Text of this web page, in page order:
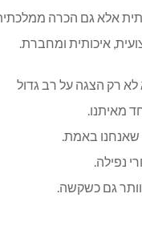
אלא גם הכרה
איכותית ומחברת.
לא רק הצגה על רב גדול
מאיתנו.
שאנחנו באמת.
נפילה.
גם כשקשה.